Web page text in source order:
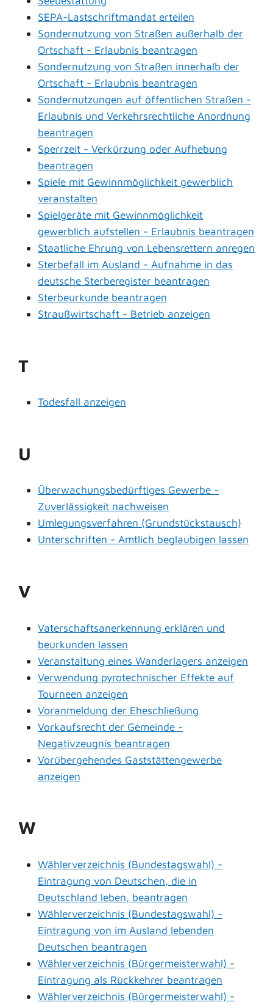
SEPA-Lastschriftmandat erteilen
Sondernutzung von Straßen außerhalb der
Ortschaft - Erlaubnis beantragen
Sondernutzung von Straßen innerhalb der
Ortschaft - Erlaubnis beantragen
Sondernutzungen auf öffentlichen Straßen -
Erlaubnis und Verkehrsrechtliche Anordnung
beantragen
Sperrzeit - Verkürzung oder Aufhebung
beantragen
Spiele mit Gewinnmöglichkeit gewerblich
veranstalten
Spielgeräte mit Gewinnmöglichkeit
gewerblich aufstellen - Erlaubnis beantragen
Staatliche Ehrung von Lebensrettern anregen
Sterbefall im Ausland - Aufnahme in das
deutsche Sterberegister beantragen
Sterbeurkunde beantragen
Straußwirtschaft - Betrieb anzeigen
T
Todesfall anzeigen
U
Überwachungsbedürftiges Gewerbe -
Zuverlässigkeit nachweisen
Umlegungsverfahren (Grundstückstausch)
Unterschriften - Amtlich beglaubigen lassen
V
Vaterschaftsanerkennung erklären und
beurkunden lassen
Veranstaltung eines Wanderlagers anzeigen
Verwendung pyrotechnischer Effekte auf
Tourneen anzeigen
Voranmeldung der Eheschließung
Vorkaufsrecht der Gemeinde -
Negativzeugnis beantragen
Vorübergehendes Gaststättengewerbe
anzeigen
W
Wählerverzeichnis (Bundestagswahl) -
Eintragung von Deutschen, die in
Deutschland leben, beantragen
Wählerverzeichnis (Bundestagswahl) -
Eintragung von im Ausland lebenden
Deutschen beantragen
Wählerverzeichnis (Bürgermeisterwahl) -
Eintragung als Rückkehrer beantragen
Wählerverzeichnis (Bürgermeisterwahl) -